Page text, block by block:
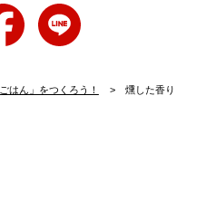
はん」をつくろう！
燻した香り